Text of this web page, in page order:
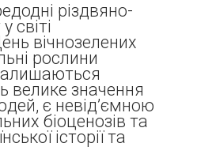
Музей
досягнення
психолога
звіти
навчання
доброчесність
правова база
забезпечення
матеріали
робота
виховання
масова робота
та відкритість
звітність
України «Про освіту»
різдвяно-
світі
вічнозелених
рослини
велике значення
є невід’ємною
біоценозів та
історії та